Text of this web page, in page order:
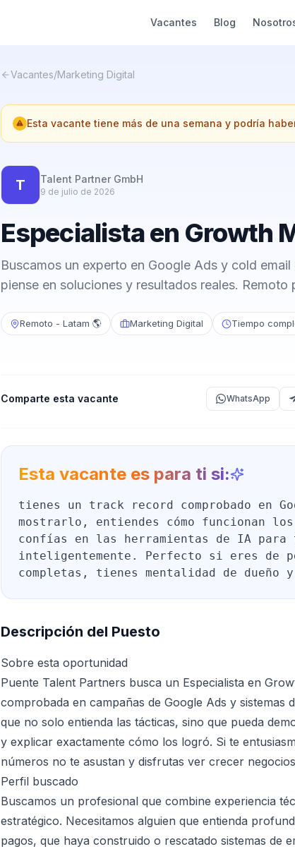
Vacantes Blog
Vacantes/Marketing Digital
Esta vacante tiene más de una semana y podría
T Talent Partner GmbH
9 de julio de 2026
Especialista en Growth
Buscamos un experto en Google Ads y cold
piense en soluciones y resultados reales. Remoto
Remoto - Latam 🌎 Marketing Digital Tiempo
Comparte esta vacante WhatsApp
Esta vacante es para ti si:
tienes un track record comprobado en
mostrarlo, entiendes cómo funcionan
confías en las herramientas de IA para
inteligentemente. Perfecto si eres de
completas, tienes mentalidad de dueño
Descripción del Puesto
Sobre esta oportunidad
Puente Talent Partners busca un Especialista en
comprobada en campañas de Google Ads y sistemas
que no solo entienda las tácticas, sino que pueda
y explicar exactamente cómo los logró. Si te
números no te asustan y disfrutas ver crecer
Perfil buscado
Buscamos un profesional que combine experiencia
estratégico. Necesitamos alguien que entienda
pagos, que haya construido o rescatado sistemas de